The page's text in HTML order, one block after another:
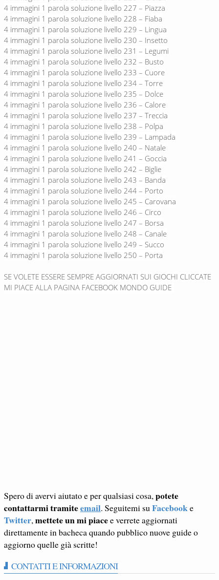
4 immagini 1 parola soluzione livello 227 – Piazza
4 immagini 1 parola soluzione livello 228 – Fiaba
4 immagini 1 parola soluzione livello 229 – Lingua
4 immagini 1 parola soluzione livello 230 – Insetto
4 immagini 1 parola soluzione livello 231 – Legumi
4 immagini 1 parola soluzione livello 232 – Busto
4 immagini 1 parola soluzione livello 233 – Cuore
4 immagini 1 parola soluzione livello 234 – Torre
4 immagini 1 parola soluzione livello 235 – Dolce
4 immagini 1 parola soluzione livello 236 – Calore
4 immagini 1 parola soluzione livello 237 – Treccia
4 immagini 1 parola soluzione livello 238 – Polpa
4 immagini 1 parola soluzione livello 239 – Lampada
4 immagini 1 parola soluzione livello 240 – Natale
4 immagini 1 parola soluzione livello 241 – Goccia
4 immagini 1 parola soluzione livello 242 – Biglie
4 immagini 1 parola soluzione livello 243 – Banda
4 immagini 1 parola soluzione livello 244 – Porto
4 immagini 1 parola soluzione livello 245 – Carovana
4 immagini 1 parola soluzione livello 246 – Circo
4 immagini 1 parola soluzione livello 247 – Borsa
4 immagini 1 parola soluzione livello 248 – Canale
4 immagini 1 parola soluzione livello 249 – Succo
4 immagini 1 parola soluzione livello 250 – Porta
SE VOLETE ESSERE SEMPRE AGGIORNATI SUI GIOCHI CLICCATE
MI PIACE ALLA PAGINA FACEBOOK MONDO GUIDE
Spero di avervi aiutato e per qualsiasi cosa, potete
contattarmi tramiteemail. Seguitemi su Facebooke
Twitter, mettete un mi piacee verrete aggiornati
direttamente in bacheca quando pubblico nuove guide o
aggiorno quelle già scritte!
CONTATTI E INFORMAZIONI